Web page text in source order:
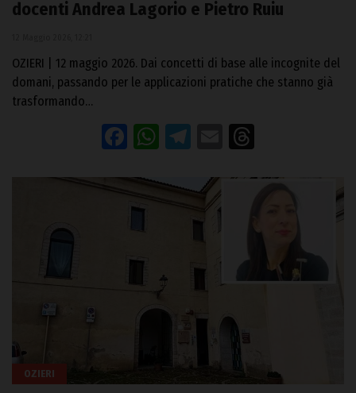
docenti Andrea Lagorio e Pietro Ruiu
OZIERI | 12 maggio 2026. Dai concetti di base alle incognite del
domani, passando per le applicazioni pratiche che stanno già
trasformando…
Facebook
WhatsApp
Telegram
Email
OZIERI